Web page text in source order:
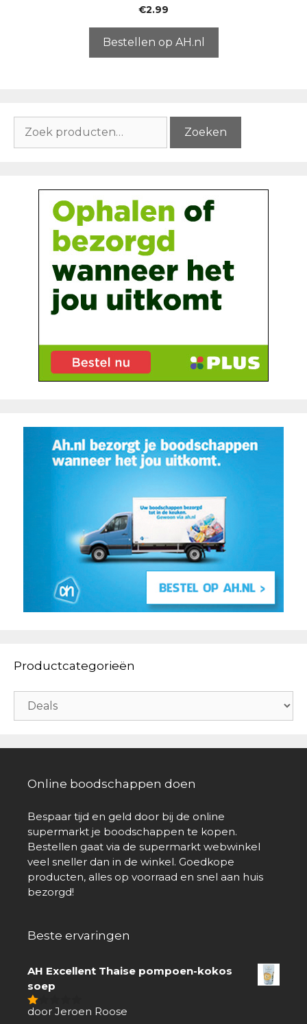
5
€2.99
Bestellen op AH.nl
naar:
Zoeken
Productcategorieën
Online boodschappen doen
Bespaar tijd en geld door bij de online
supermarkt je boodschappen te kopen.
Bestellen gaat via de supermarkt webwinkel
veel sneller dan in de winkel. Goedkope
producten, alles op voorraad en snel aan huis
bezorgd!
Beste ervaringen
AH Excellent Thaise pompoen-kokos
soep
1
door Jeroen Roose